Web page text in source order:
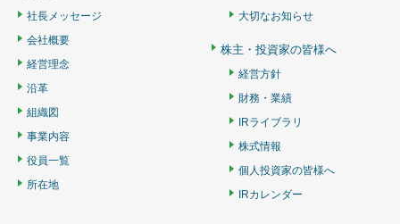
社長メッセージ
会社概要
経営理念
沿革
組織図
事業内容
役員一覧
所在地
大切なお知らせ
株主・投資家の皆様へ
経営方針
財務・業績
IRライブラリ
株式情報
個人投資家の皆様へ
IRカレンダー